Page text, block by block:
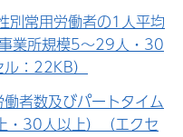
別常用労働者の1人平均
業所規模5～29人・30
：22KB）
者数及びパートタイム
・30人以上）（エクセ